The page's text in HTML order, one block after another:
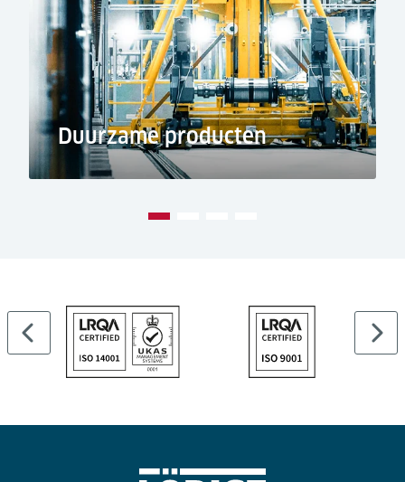
Duurzame producten